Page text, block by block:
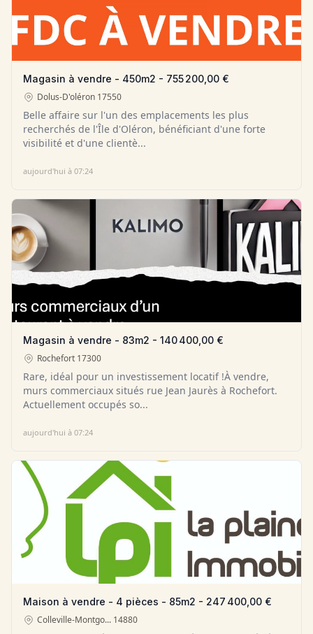
Magasin à vendre - 450m2 - 755 200,00 €
Dolus-D'oléron 17550
Belle affaire sur l'un des emplacements les plus
recherchés de l'Île d'Oléron, bénéficiant d'une forte
visibilité et d'une clientè...
aujourd'hui à 07:24
Magasin à vendre - 83m2 - 140 400,00 €
Rochefort 17300
Rare, idéal pour un investissement locatif !À vendre,
murs commerciaux situés rue Jean Jaurès à Rochefort.
Actuellement occupés so...
aujourd'hui à 07:24
Maison à vendre - 4 pièces - 85m2 - 247 400,00 €
Colleville-Montgo... 14880